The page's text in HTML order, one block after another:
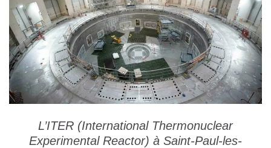
L’ITER (International Thermonuclear
Experimental Reactor) à Saint-Paul-les-